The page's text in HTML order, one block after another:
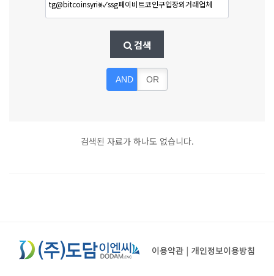
검색
AND OR
검색된 자료가 하나도 없습니다.
이용약관 | 개인정보이용방침